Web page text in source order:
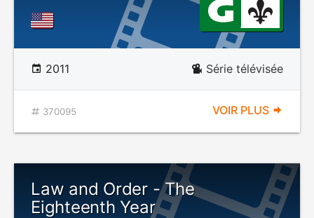
2011 Série télévisée
370095 VOIR PLUS
Law and Order - The
Eighteenth Year